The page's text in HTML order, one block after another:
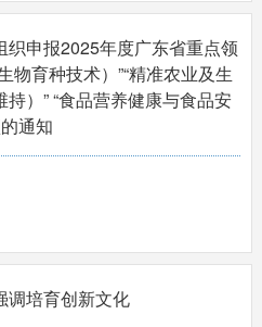
织申报2025年度广东省重点领
物育种技术）”“精准农业及生
）” “食品营养健康与食品安
通知
调培育创新文化